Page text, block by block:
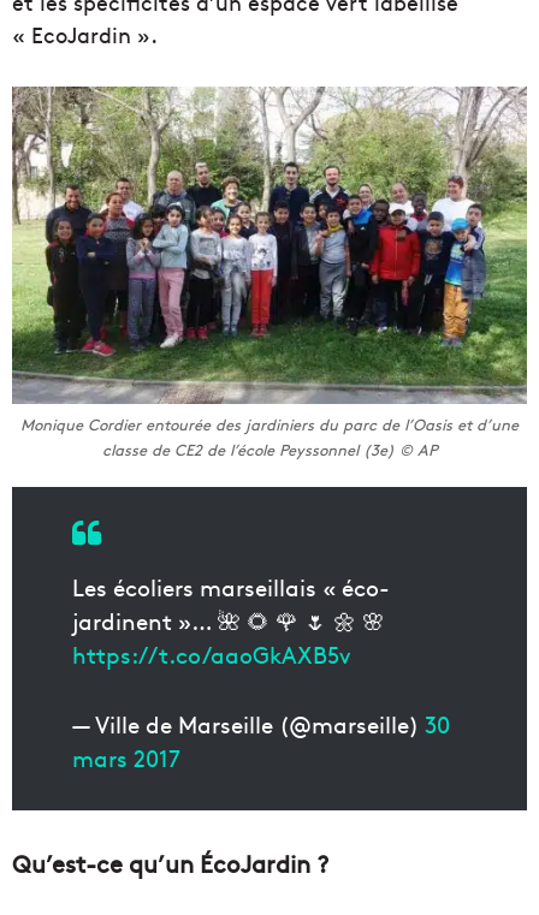
« EcoJardin ».
Monique Cordier entourée des jardiniers du parc de l’Oasis et d’une
classe de CE2 de l’école Peyssonnel (3e) © AP
Les écoliers marseillais « éco-
jardinent »… 🌺 🌻 🌹 🌷 🌼 🌸
https://t.co/aaoGkAXB5v
— Ville de Marseille (@marseille) 30
mars 2017
Qu’est-ce qu’un ÉcoJardin ?